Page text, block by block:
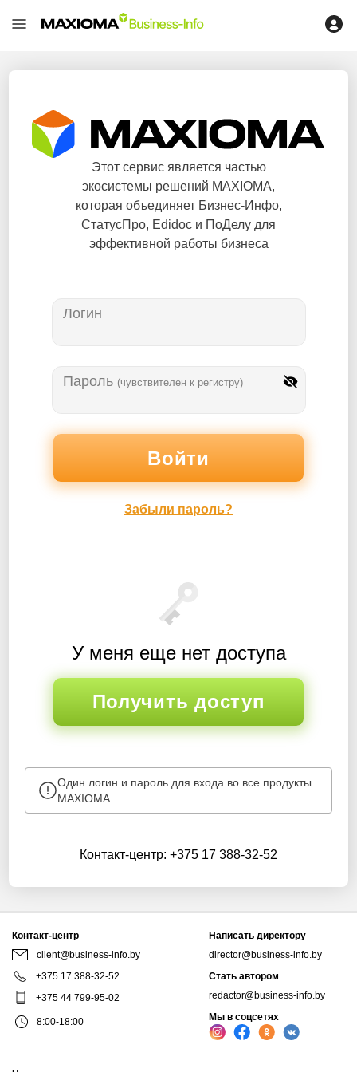
Этот сервис является частью
экосистемы решений MAXIOMA,
которая объединяет Бизнес-Инфо,
СтатусПро, Edidoc и ПоДелу для
эффективной работы бизнеса
Логин
Пароль (чувствителен к регистру)
Забыли пароль?
У меня еще нет доступа
Получить доступ
Один логин и пароль для входа во все продукты
MAXIOMA
Контакт-центр: +375 17 388-32-52
Контакт-центр
client@business-info.by
+375 17 388-32-52
+375 44 799-95-02
8:00-18:00
Написать директору
director@business-info.by
Стать автором
redactor@business-info.by
Мы в соцсетях